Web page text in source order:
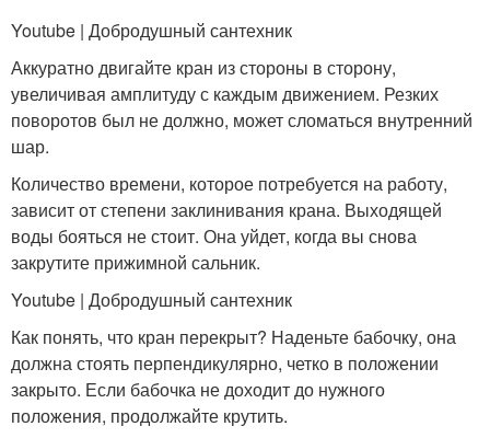
Youtube | Добродушный сантехник
Аккуратно двигайте кран из стороны в сторону,
увеличивая амплитуду с каждым движением. Резких
поворотов был не должно, может сломаться внутренний
шар.
Количество времени, которое потребуется на работу,
зависит от степени заклинивания крана. Выходящей
воды бояться не стоит. Она уйдет, когда вы снова
закрутите прижимной сальник.
Youtube | Добродушный сантехник
Как понять, что кран перекрыт? Наденьте бабочку, она
должна стоять перпендикулярно, четко в положении
закрыто. Если бабочка не доходит до нужного
положения, продолжайте крутить.